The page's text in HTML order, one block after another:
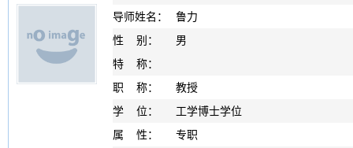
导师姓名：
鲁力
性 别：
男
特 称：
职 称：
教授
学 位：
工学博士学位
属 性：
专职